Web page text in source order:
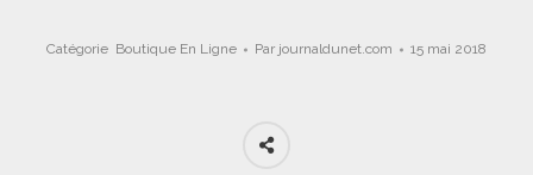
Catégorie Boutique En Ligne Par journaldunet.com 15 mai 2018